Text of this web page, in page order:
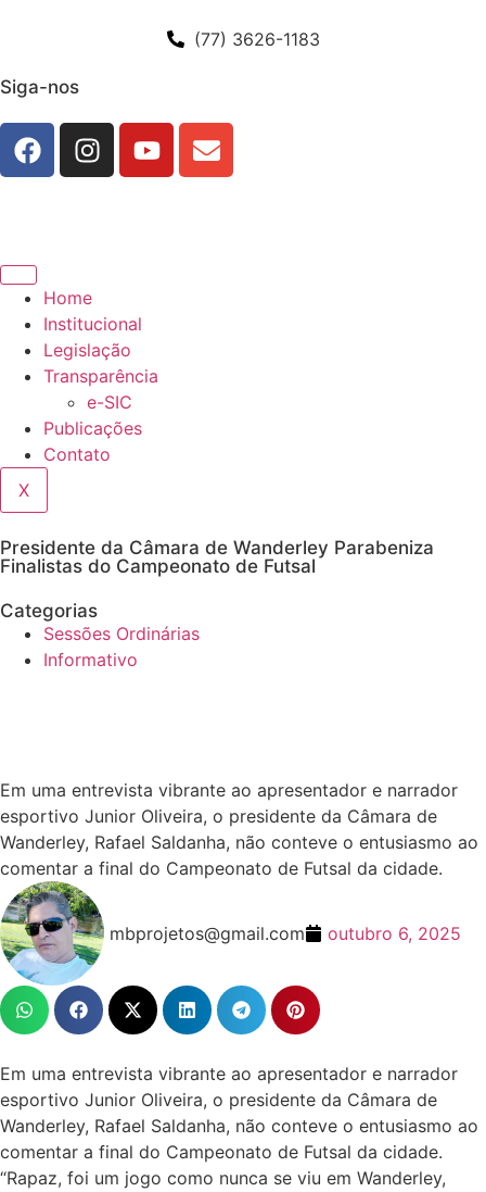
(77) 3626-1183
Siga-nos
Home
Institucional
Legislação
Transparência
e-SIC
Publicações
Contato
X
Presidente da Câmara de Wanderley Parabeniza
Finalistas do Campeonato de Futsal
Categorias
Sessões Ordinárias
Informativo
Em uma entrevista vibrante ao apresentador e narrador
esportivo Junior Oliveira, o presidente da Câmara de
Wanderley, Rafael Saldanha, não conteve o entusiasmo ao
comentar a final do Campeonato de Futsal da cidade.
mbprojetos@gmail.com outubro 6, 2025
Em uma entrevista vibrante ao apresentador e narrador
esportivo Junior Oliveira, o presidente da Câmara de
Wanderley, Rafael Saldanha, não conteve o entusiasmo ao
comentar a final do Campeonato de Futsal da cidade.
“Rapaz, foi um jogo como nunca se viu em Wanderley,